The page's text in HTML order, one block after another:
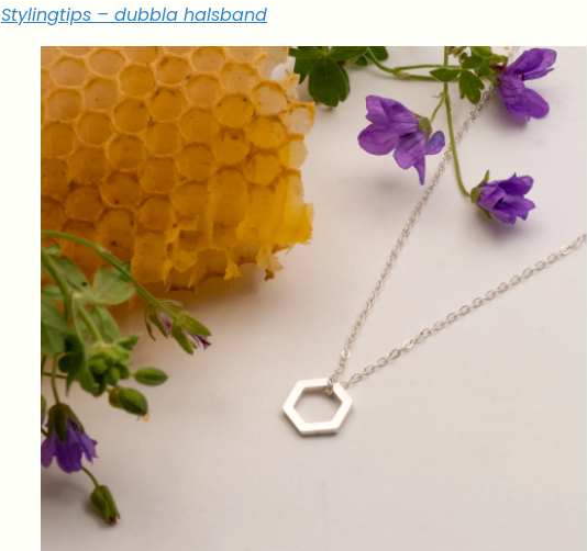
Stylingtips – dubbla halsband